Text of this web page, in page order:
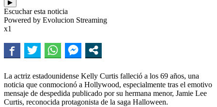
▶
Escuchar esta noticia
Powered by Evolucion Streaming
x1
La actriz estadounidense Kelly Curtis falleció a los 69 años, una
noticia que conmocionó a Hollywood, especialmente tras el emotivo
mensaje de despedida publicado por su hermana menor, Jamie Lee
Curtis, reconocida protagonista de la saga Halloween.